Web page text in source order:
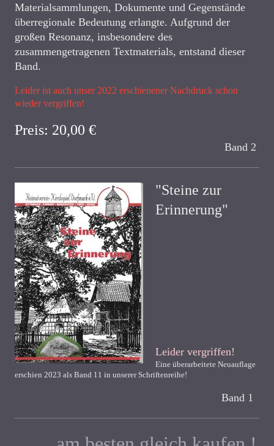
Materialsammlungen, Dokumente und Gegenstände
überregionale Bedeutung erlangte. Aufgrund der
großen Resonanz, insbesondere des
zusammengetragenen Textmaterials, entstand dieser
Band.
Leider ist auch unser 2022 erschienener Nachdruck schon
wieder vergriffen!
Preis: 20,00 €
Band 2
"Steine zur
Erinnerung"
Leider vergriffen!
Eine überarbeitete Neuauflage
erschien 2023 als Band 11 in unserer Schriftenreihe!
Band 1